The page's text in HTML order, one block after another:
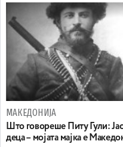
МАКЕДОНИЈА
Што говореше Питу Гули:
деца – мојата мајка е